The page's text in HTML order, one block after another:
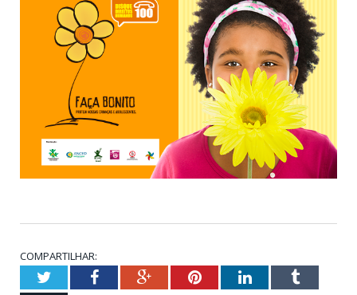
COMPARTILHAR:
TwitterFacebookGoogle+PinterestLinkedInTumblr